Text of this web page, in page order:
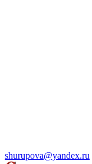
shurupova@yandex.ru